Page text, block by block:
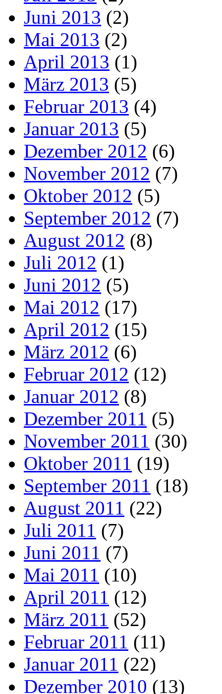
Juni 2013 (2)
Mai 2013 (2)
April 2013 (1)
März 2013 (5)
Februar 2013 (4)
Januar 2013 (5)
Dezember 2012 (6)
November 2012 (7)
Oktober 2012 (5)
September 2012 (7)
August 2012 (8)
Juli 2012 (1)
Juni 2012 (5)
Mai 2012 (17)
April 2012 (15)
März 2012 (6)
Februar 2012 (12)
Januar 2012 (8)
Dezember 2011 (5)
November 2011 (30)
Oktober 2011 (19)
September 2011 (18)
August 2011 (22)
Juli 2011 (7)
Juni 2011 (7)
Mai 2011 (10)
April 2011 (12)
März 2011 (52)
Februar 2011 (11)
Januar 2011 (22)
Dezember 2010 (13)